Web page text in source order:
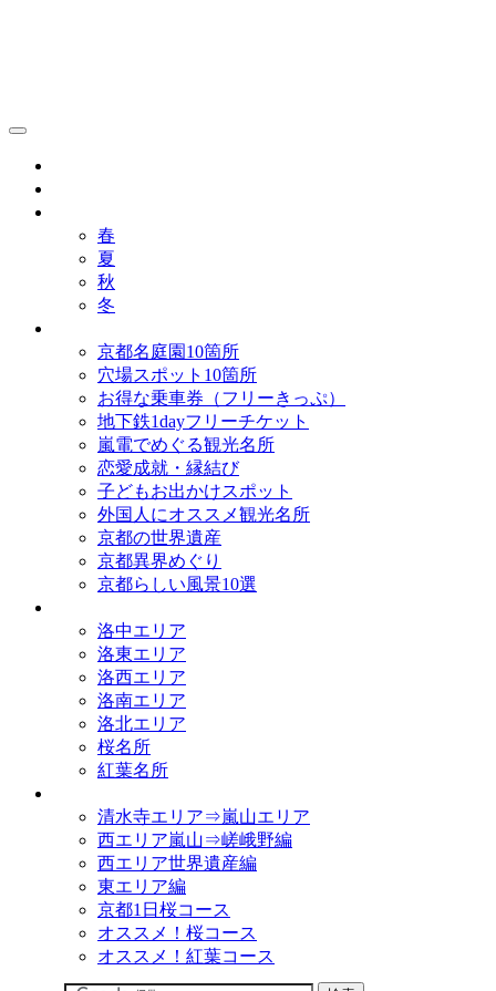
春
夏
秋
冬
京都名庭園10箇所
穴場スポット10箇所
お得な乗車券（フリーきっぷ）
地下鉄1dayフリーチケット
嵐電でめぐる観光名所
恋愛成就・縁結び
子どもお出かけスポット
外国人にオススメ観光名所
京都の世界遺産
京都異界めぐり
京都らしい風景10選
洛中エリア
洛東エリア
洛西エリア
洛南エリア
洛北エリア
桜名所
紅葉名所
清水寺エリア⇒嵐山エリア
西エリア嵐山⇒嵯峨野編
西エリア世界遺産編
東エリア編
京都1日桜コース
オススメ！桜コース
オススメ！紅葉コース